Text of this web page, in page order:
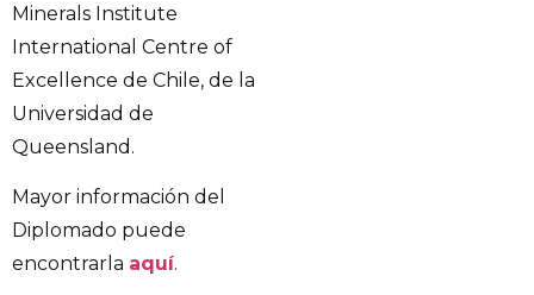
Minerals Institute
International Centre of
Excellence de Chile, de la
Universidad de
Queensland.
Mayor información del
Diplomado puede
encontrarla aquí.